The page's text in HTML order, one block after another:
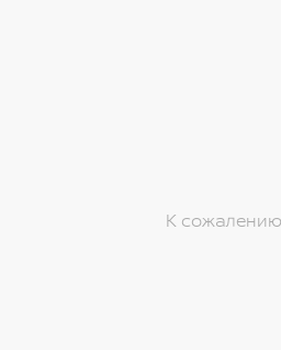
пассажира в 6-ти
К